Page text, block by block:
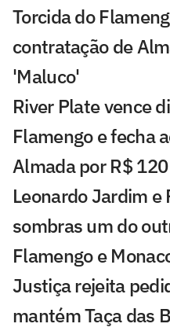
Torcida do
contratação de
'Maluco'
River Plate vence
Flamengo e fecha
Almada por R$
Leonardo Jardim e
sombras um do
Flamengo e
Justiça rejeita
mantém Taça das